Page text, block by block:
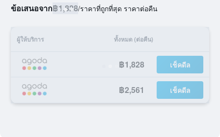
ข้อเสนอจาก฿1,828/ราคาที่ถูกที่สุด ราคาต่อคืน
ผู้ให้บริการ ทั้งหมด (ต่อคืน)
฿1,828 เช็คดีล
฿2,561 เช็คดีล